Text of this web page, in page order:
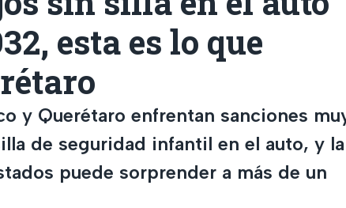
esta es lo que
y Querétaro enfrentan sanciones
de seguridad infantil en el auto, y la
puede sorprender a más de un